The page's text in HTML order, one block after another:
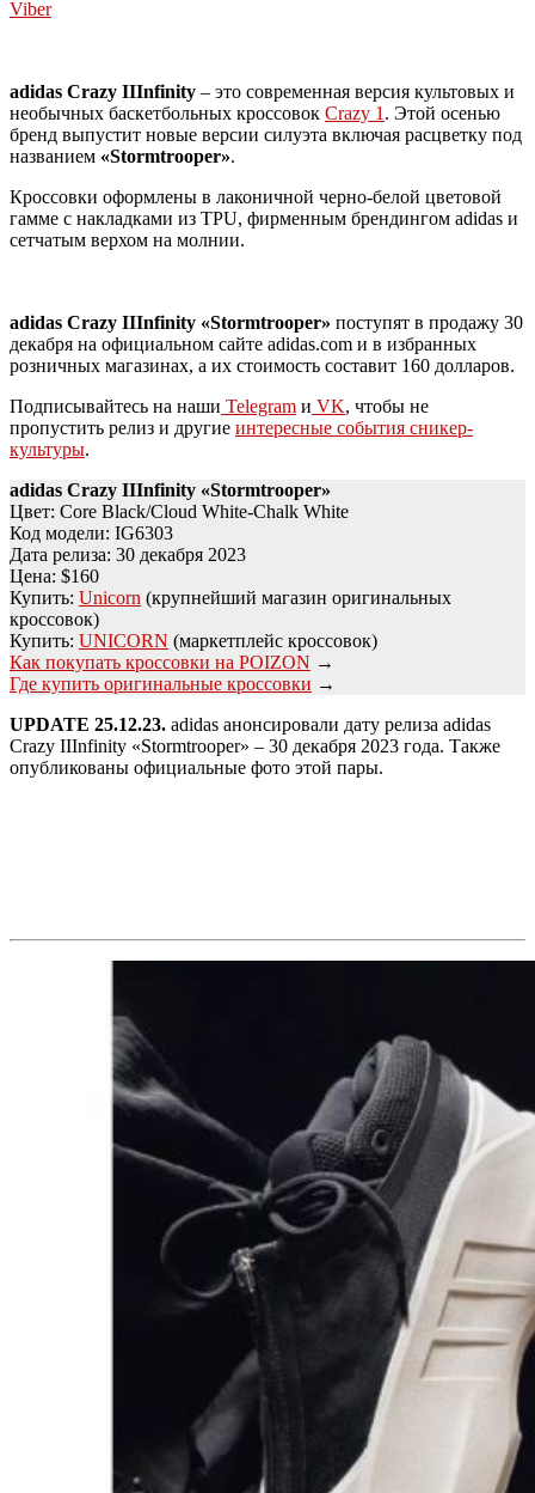
Viber
adidas Crazy IIInfinity – это современная версия культовых и
необычных баскетбольных кроссовок Crazy 1 . Этой осенью
бренд выпустит новые версии силуэта включая расцветку под
названием «Stormtrooper».
Кроссовки оформлены в лаконичной черно-белой цветовой
гамме с накладками из TPU, фирменным брендингом adidas и
сетчатым верхом на молнии.
adidas Crazy IIInfinity «Stormtrooper» поступят в продажу 30
декабря на официальном сайте adidas.com и в избранных
розничных магазинах, а их стоимость составит 160 долларов.
Подписывайтесь на наши Telegram и VK, чтобы не
пропустить релиз и другие интересные события сникер-
культуры.
adidas Crazy IIInfinity «Stormtrooper»
Цвет: Core Black/Cloud White-Chalk White
Код модели: IG6303
Дата релиза: 30 декабря 2023
Цена: $160
Купить: Unicorn (крупнейший магазин оригинальных
кроссовок)
Купить: UNICORN (маркетплейс кроссовок)
Как покупать кроссовки на POIZON →
Где купить оригинальные кроссовки →
UPDATE 25.12.23. adidas анонсировали дату релиза adidas
Crazy IIInfinity «Stormtrooper» – 30 декабря 2023 года. Также
опубликованы официальные фото этой пары.